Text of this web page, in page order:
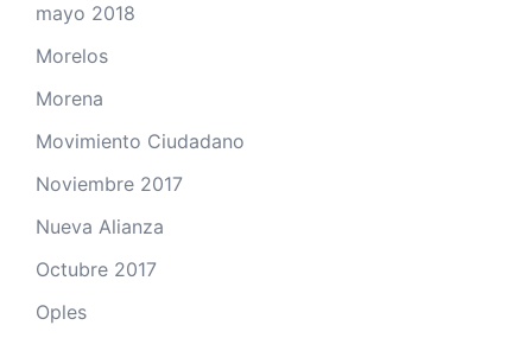
mayo 2018
Morelos
Morena
Movimiento Ciudadano
Noviembre 2017
Nueva Alianza
Octubre 2017
Oples